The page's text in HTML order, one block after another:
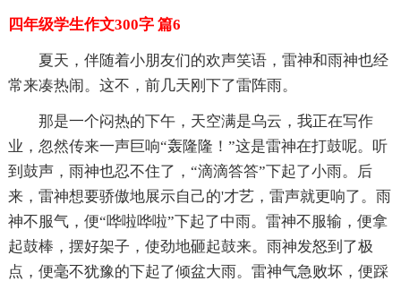
四年级学生作文300字 篇6
夏天，伴随着小朋友们的欢声笑语，雷神和雨神也经
常来凑热闹。这不，前几天刚下了雷阵雨。
那是一个闷热的下午，天空满是乌云，我正在写作
业，忽然传来一声巨响“轰隆隆！”这是雷神在打鼓呢。听
到鼓声，雨神也忍不住了，“滴滴答答”下起了小雨。后
来，雷神想要骄傲地展示自己的'才艺，雷声就更响了。雨
神不服气，便“哗啦哗啦”下起了中雨。雷神不服输，便拿
起鼓棒，摆好架子，使劲地砸起鼓来。雨神发怒到了极
点，便毫不犹豫的下起了倾盆大雨。雷神气急败坏，便踩